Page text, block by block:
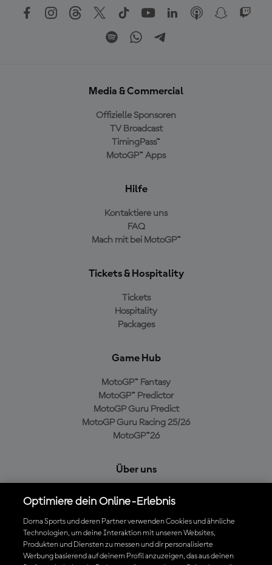
Media & Commercial
Offizielle Sponsoren
TV Broadcast
TimingPass™
MotoGP™ Apps
Hilfe
Kontaktiere uns
FAQ
Mach mit bei MotoGP™
Tickets & Hospitality
Tickets
Hospitality
Packages
Game Hub
MotoGP™ Fantasy
MotoGP™ Predictor
MotoGP Guru Predict
MotoGP Guru Racing 25/26
MotoGP™26
Über uns
Cookie-Richtlinien
Geschäftsbedingungen
Datenschutzrichtlinien
Kaufrichtlinie
Optimiere dein Online-Erlebnis
Dorna Sports und deren Partner verwenden Cookies und ähnliche
Technologien, um deine Interaktion mit unseren Websites,
Produkten und Diensten zu messen und dir personalisierte
Werbung basierend auf deinem Profil anzuzeigen, das aus deinen